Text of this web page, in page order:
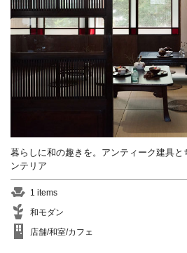
暮らしに和の趣きを。アンティーク建具
ンテリア
1 items
和モダン
店舗/和室/カフェ